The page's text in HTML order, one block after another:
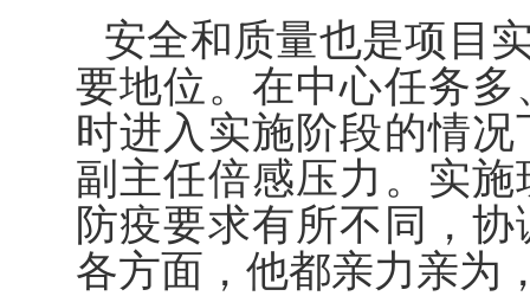
安全和质量也是项目
要地位。在中心任务
时进入实施阶段的情
副主任倍感压力。实
防疫要求有所不同，
各方面，他都亲力亲为